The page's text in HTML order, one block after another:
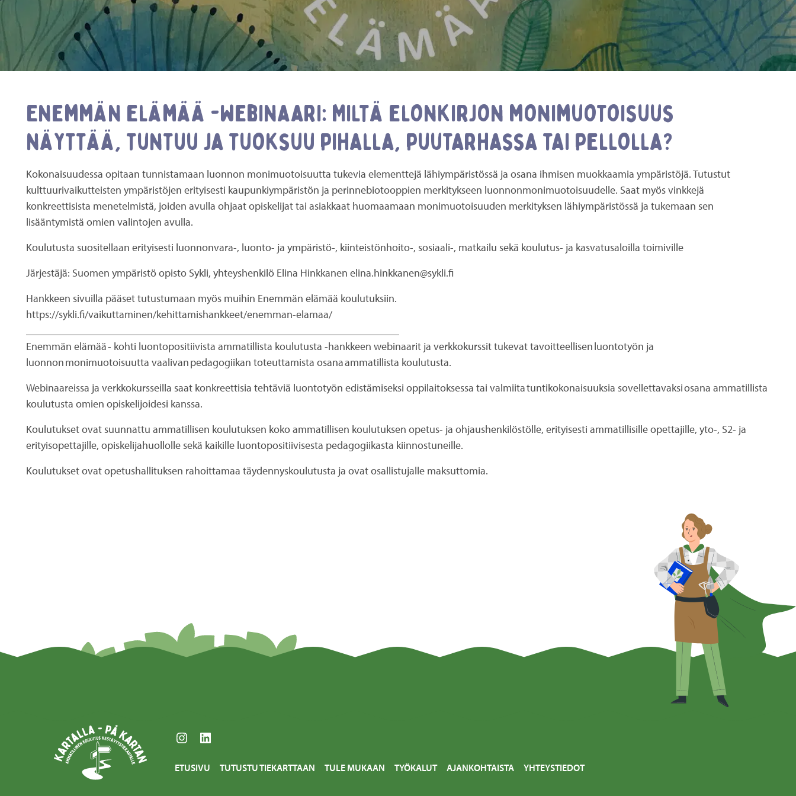
Enemmän elämää -webinaari: Miltä elonkirjon monimuotoisuus
näyttää, tuntuu ja tuoksuu pihalla, puutarhassa tai pellolla?
Kokonaisuudessa opitaan tunnistamaan luonnon monimuotoisuutta tukevia elementtejä lähiympäristössä ja osana ihmisen muokkaamia ympäristöjä. Tutustut
kulttuurivaikutteisten ympäristöjen erityisesti kaupunkiympäristön ja perinnebiotooppien merkitykseen luonnonmonimuotoisuudelle. Saat myös vinkkejä
konkreettisista menetelmistä, joiden avulla ohjaat opiskelijat tai asiakkaat huomaamaan monimuotoisuuden merkityksen lähiympäristössä ja tukemaan sen
lisääntymistä omien valintojen avulla.
Koulutusta suositellaan erityisesti luonnonvara-, luonto- ja ympäristö-, kiinteistönhoito-, sosiaali-, matkailu sekä koulutus- ja kasvatusaloilla toimiville
Järjestäjä: Suomen ympäristö opisto Sykli, yhteyshenkilö Elina Hinkkanen elina.hinkkanen@sykli.fi
Hankkeen sivuilla pääset tutustumaan myös muihin Enemmän elämää koulutuksiin.
https://sykli.fi/vaikuttaminen/kehittamishankkeet/enemman-elamaa/
Enemmän elämää - kohti luontopositiivista ammatillista koulutusta -hankkeen webinaarit ja verkkokurssit tukevat tavoitteellisen luontotyön ja
luonnon monimuotoisuutta vaalivan pedagogiikan toteuttamista osana ammatillista koulutusta.
Webinaareissa ja verkkokursseilla saat konkreettisia tehtäviä luontotyön edistämiseksi oppilaitoksessa tai valmiita tuntikokonaisuuksia sovellettavaksi osana ammatillista
koulutusta omien opiskelijoidesi kanssa.
Koulutukset ovat suunnattu ammatillisen koulutuksen koko ammatillisen koulutuksen opetus- ja ohjaushenkilöstölle, erityisesti ammatillisille opettajille, yto-, S2- ja
erityisopettajille, opiskelijahuollolle sekä kaikille luontopositiivisesta pedagogiikasta kiinnostuneille.
Koulutukset ovat opetushallituksen rahoittamaa täydennyskoulutusta ja ovat osallistujalle maksuttomia.
Instagram LinkedIn
ETUSIVU TUTUSTU TIEKARTTAAN TULE MUKAAN TYÖKALUT AJANKOHTAISTA YHTEYSTIEDOT